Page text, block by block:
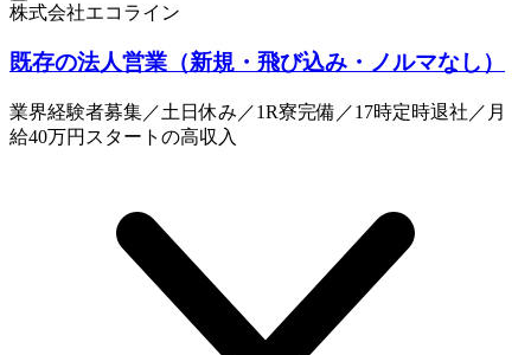
株式会社エコライン
既存の法人営業（新規・飛び込み・ノルマなし）
業界経験者募集／土日休み／1R寮完備／17時定時退社／月
給40万円スタートの高収入